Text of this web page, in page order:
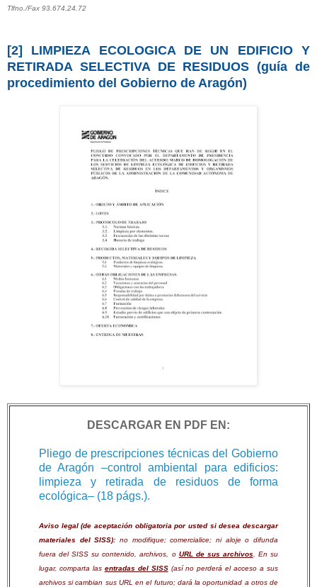
Tlfno./Fax 93.674.24.72
[2] LIMPIEZA ECOLOGICA DE UN EDIFICIO Y
RETIRADA SELECTIVA DE RESIDUOS (guía de
procedimiento del Gobierno de Aragón)
DESCARGAR EN PDF EN:
Pliego de prescripciones técnicas del Gobierno
de Aragón ‒control ambiental para edificios:
limpieza y retirada de residuos de forma
ecológica‒ (18 págs.).
Aviso legal (de aceptación obligatoria por usted si desea descargar
materiales del SISS): no modifique; comercialice; ni aloje o difunda
fuera del SISS su contenido, archivos, o URL de sus archivos . En su
lugar, comparta las entradas del SISS(así no perderá el acceso a sus
archivos si cambian sus URL en el futuro; dará la oportunidad a otros de